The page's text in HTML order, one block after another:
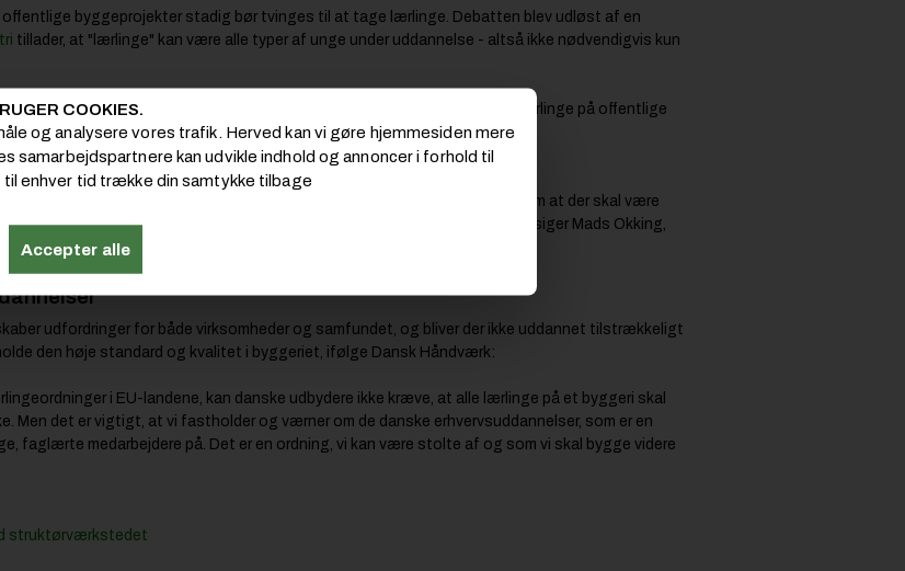
byggeprojekter stadig bør tvinges til at tage lærlinge. Debatten blev udløst af en
tillader, at "lærlinge" kan være alle typer af unge under uddannelse - altså ikke nødvendigvis kun
af vejen og vil sikre, at der fortsat skal være tale om egentlige lærlinge på offentlige
organisation Dansk Håndværk, godt tilfredse med:
for byggebranchen og for samfundet som helhed, at vi fastholder kravet om at der skal være
Vi har brug for flere faglærte i Danmark, ikke blot flere "under oplæring", siger Mads Okking,
udfordringer for både virksomheder og samfundet, og bliver der ikke uddannet tilstrækkeligt
den høje standard og kvalitet i byggeriet, ifølge Dansk Håndværk:
i EU-landene, kan danske udbydere ikke kræve, at alle lærlinge på et byggeri skal
Men det er vigtigt, at vi fastholder og værner om de danske erhvervsuddannelser, som er en
faglærte medarbejdere på. Det er en ordning, vi kan være stolte af og som vi skal bygge videre
struktørværkstedet
COOKIES.
og analysere vores trafik. Herved kan vi gøre hjemmesiden mere
samarbejdspartnere kan udvikle indhold og annoncer i forhold til
enhver tid trække din samtykke tilbage
Accepter alle